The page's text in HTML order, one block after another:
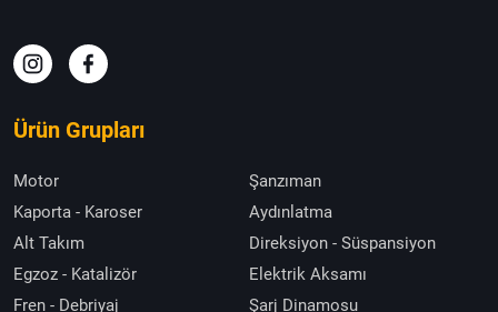
Ürün Grupları
Motor
Şanzıman
Kaporta - Karoser
Aydınlatma
Alt Takım
Direksiyon - Süspansiyon
Egzoz - Katalizör
Elektrik Aksamı
Fren - Debriyaj
Şarj Dinamosu